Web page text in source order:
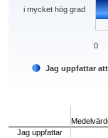
Jag uppfattar
i mycket hög grad
0
Jag uppfattar